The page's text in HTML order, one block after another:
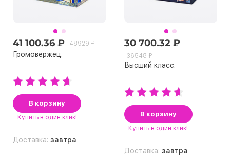
41 100.36 ₽ 48929 ₽
Громовержец.
В корзину
Купить в один клик!
Доставка: завтра
30 700.32 ₽
36548 ₽
Высший класс.
В корзину
Купить в один клик!
Доставка: завтра